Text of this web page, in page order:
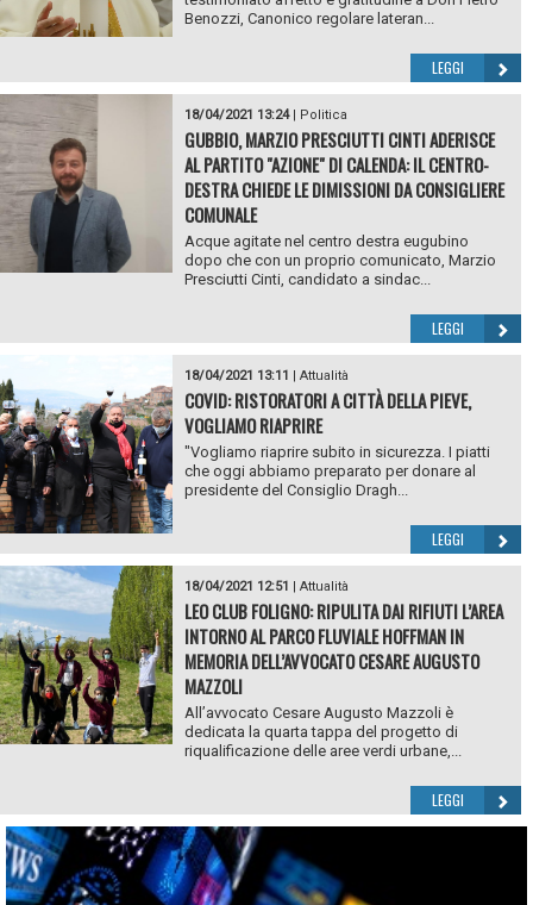
Benozzi, Canonico regolare lateran...
LEGGI
18/04/2021 13:24| Politica
GUBBIO, MARZIO PRESCIUTTI CINTI ADERISCE
AL PARTITO "AZIONE" DI CALENDA: IL CENTRO-
DESTRA CHIEDE LE DIMISSIONI DA CONSIGLIERE
COMUNALE
Acque agitate nel centro destra eugubino
dopo che con un proprio comunicato, Marzio
Presciutti Cinti, candidato a sindac...
LEGGI
18/04/2021 13:11 | Attualità
COVID: RISTORATORI A CITTÀ DELLA PIEVE,
VOGLIAMO RIAPRIRE
"Vogliamo riaprire subito in sicurezza. I piatti
che oggi abbiamo preparato per donare al
presidente del Consiglio Dragh...
LEGGI
18/04/2021 12:51 | Attualità
LEO CLUB FOLIGNO: RIPULITA DAI RIFIUTI L’AREA
INTORNO AL PARCO FLUVIALE HOFFMAN IN
MEMORIA DELL’AVVOCATO CESARE AUGUSTO
MAZZOLI
All’avvocato Cesare Augusto Mazzoli è
dedicata la quarta tappa del progetto di
riqualificazione delle aree verdi urbane,...
LEGGI